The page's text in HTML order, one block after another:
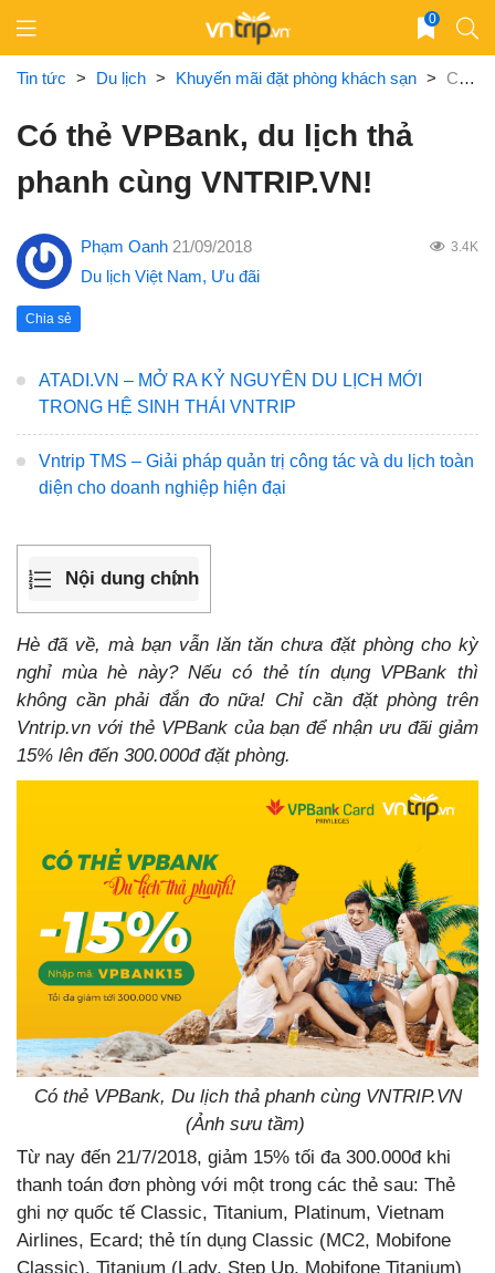
content
0
Tin tức > Du lịch > Khuyến mãi đặt phòng khách sạn > Có thẻ VPBank, du lịch thả phanh cùng VNTRIP.VN!
Có thẻ VPBank, du lịch thả
phanh cùng VNTRIP.VN!
Phạm Oanh 21/09/2018 3.4K
Du lịch Việt Nam, Ưu đãi
Chia sẻ
ATADI.VN – MỞ RA KỶ NGUYÊN DU LỊCH MỚI
TRONG HỆ SINH THÁI VNTRIP
Vntrip TMS – Giải pháp quản trị công tác và du lịch toàn
diện cho doanh nghiệp hiện đại
Nội dung chính
Hè đã về, mà bạn vẫn lăn tăn chưa đặt phòng cho kỳ
nghỉ mùa hè này? Nếu có thẻ tín dụng VPBank thì
không cần phải đắn đo nữa! Chỉ cần đặt phòng trên
Vntrip.vn với thẻ VPBank của bạn để nhận ưu đãi giảm
15% lên đến 300.000đ đặt phòng.
Có thẻ VPBank, Du lịch thả phanh cùng VNTRIP.VN
(Ảnh sưu tầm)
Từ nay đến 21/7/2018, giảm 15% tối đa 300.000đ khi
thanh toán đơn phòng với một trong các thẻ sau: Thẻ
ghi nợ quốc tế Classic, Titanium, Platinum, Vietnam
Airlines, Ecard; thẻ tín dụng Classic (MC2, Mobifone
Classic), Titanium (Lady, Step Up, Mobifone Titanium)